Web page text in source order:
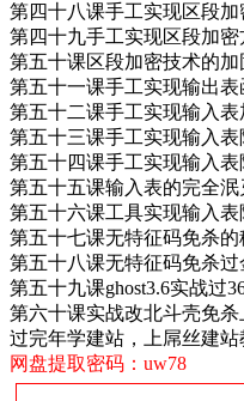
第四十八课手工实现区段加
第四十九手工实现区段加密
第五十课区段加密技术的加
第五十一课手工实现输出表
第五十二课手工实现输入表
第五十三课手工实现输入表
第五十四课手工实现输入表
第五十五课输入表的完全泯
第五十六课工具实现输入表
第五十七课无特征码免杀
第五十八课无特征码免杀过
第五十九课ghost3.6实战过
第六十课实战改北斗壳免杀
过完年学建站，上屌丝建
网盘提取密码：uw78